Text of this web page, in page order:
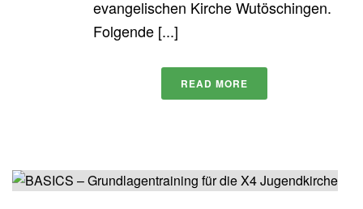
evangelischen Kirche Wutöschingen.
Folgende [...]
READ MORE